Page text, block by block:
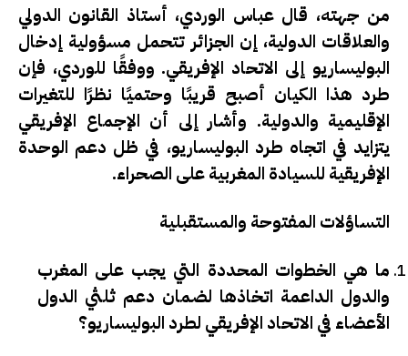
من جهته، قال عباس الوردي، أستاذ القانون الدولي
والعلاقات الدولية، إن الجزائر تتحمل مسؤولية إدخال
البوليساريو إلى الاتحاد الإفريقي. ووفقًا للوردي، فإن
طرد هذا الكيان أصبح قريبًا وحتميًا نظرًا للتغيرات
الإقليمية والدولية. وأشار إلى أن الإجماع الإفريقي
يتزايد في اتجاه طرد البوليساريو، في ظل دعم الوحدة
الإفريقية للسيادة المغربية على الصحراء.
التساؤلات المفتوحة والمستقبلية
ما هي الخطوات المحددة التي يجب على المغرب
والدول الداعمة اتخاذها لضمان دعم ثلثي الدول
الأعضاء في الاتحاد الإفريقي لطرد البوليساريو؟